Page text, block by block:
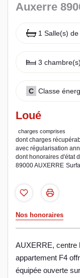
Auxerre
1 Salle(s) de
3 chambre(s)
C Classe
Loué
charges comprises
dont charges
avec régularisation
dont honoraires d'état
89000 AUXERRE
Nos honoraires
AUXERRE, centre
appartement F4
équipée ouverte